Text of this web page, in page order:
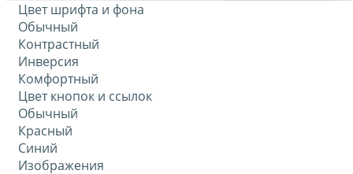
Цвет шрифта и фона
Обычный
Контрастный
Инверсия
Комфортный
Цвет кнопок и ссылок
Обычный
Красный
Синий
Изображения